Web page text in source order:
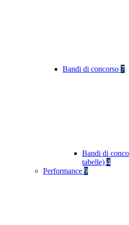
Bandi di concorso 7
Bandi di
tabelle) 4
Performance 9